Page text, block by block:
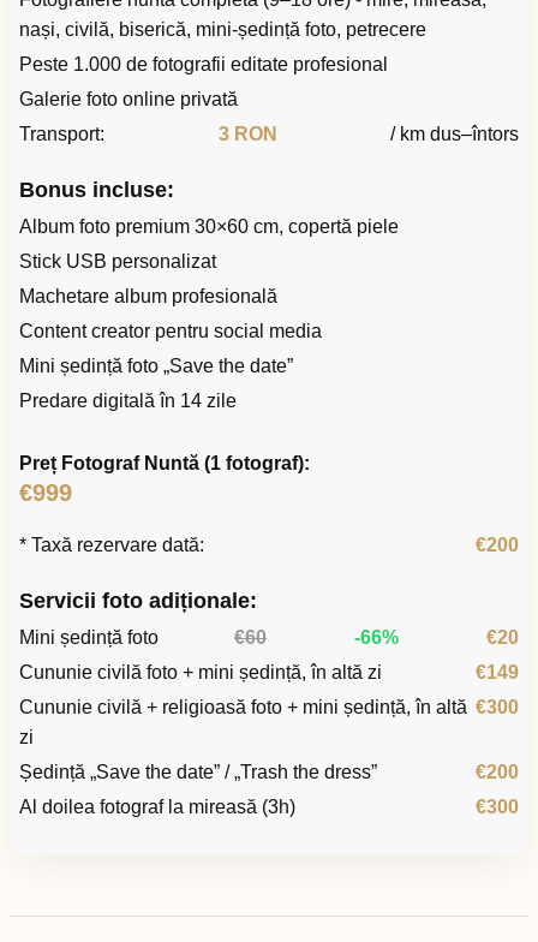
nași, civilă, biserică, mini-ședință foto, petrecere
Peste 1.000 de fotografii editate profesional
Galerie foto online privată
Transport:
3 RON / km dus–întors
Bonus incluse:
Album foto premium 30×60 cm, copertă piele
Stick USB personalizat
Machetare album profesională
Content creator pentru social media
Mini ședință foto „Save the date”
Predare digitală în 14 zile
Preț Fotograf Nuntă (1 fotograf):
€999
* Taxă rezervare dată: €200
Servicii foto adiționale:
Mini ședință foto €60 -66%
€20
Cununie civilă foto + mini ședință, în altă zi
€149
Cununie civilă + religioasă foto + mini ședință, în altă
zi
€300
Ședință „Save the date” / „Trash the dress”
€200
Al doilea fotograf la mireasă (3h)
€300